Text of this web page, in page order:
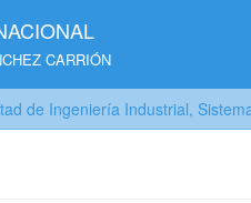
CARRIÓN
de Ingeniería Industrial,